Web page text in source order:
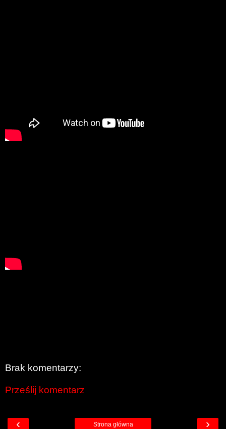
Brak komentarzy:
Prześlij komentarz
‹ ›
Strona główna